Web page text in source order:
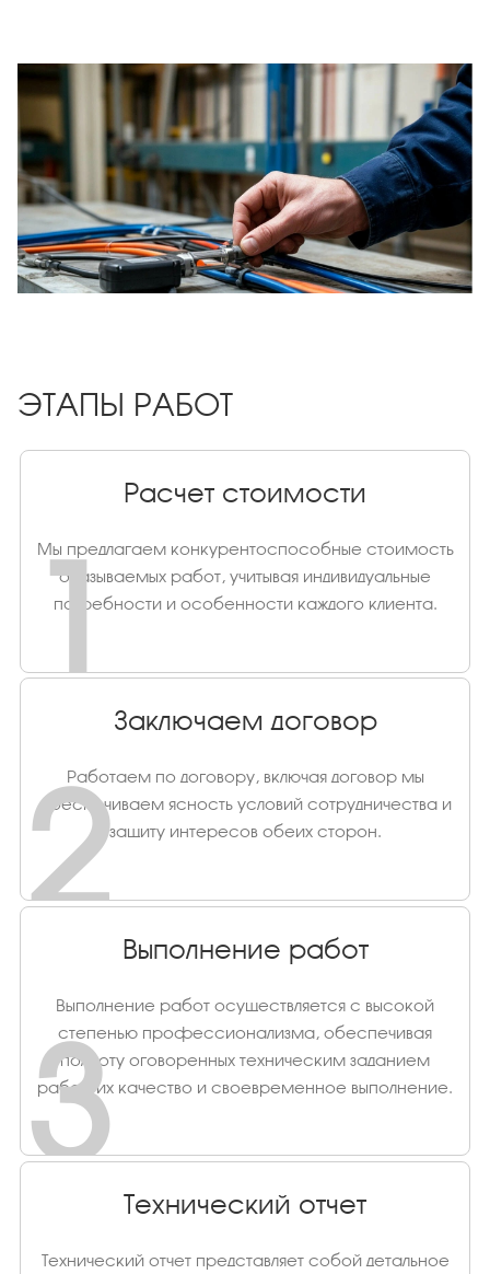
ЭТАПЫ РАБОТ
1
Расчет стоимости
Мы предлагаем конкурентоспособные стоимость
оказываемых работ, учитывая индивидуальные
потребности и особенности каждого клиента.
2
Заключаем договор
Работаем по договору, включая договор мы
обеспечиваем ясность условий сотрудничества и
защиту интересов обеих сторон.
3
Выполнение работ
Выполнение работ осуществляется с высокой
степенью профессионализма, обеспечивая
полноту оговоренных техническим заданием
работ, их качество и своевременное выполнение.
Технический отчет
Технический отчет представляет собой детальное